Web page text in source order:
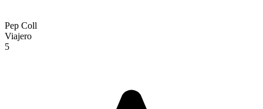
Pep Coll
Viajero
5